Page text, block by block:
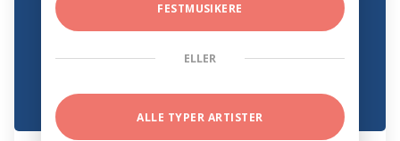
FESTMUSIKERE
ELLER
ALLE TYPER ARTISTER